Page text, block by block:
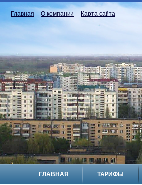
Главная О компании Карта сайта
ГЛАВНАЯ ТАРИФЫ